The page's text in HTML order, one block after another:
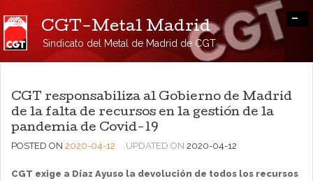
CGT-Metal Madrid
Sindicato del Metal de Madrid de CGT
-
CGT responsabiliza al Gobierno de Madrid
de la falta de recursos en la gestión de la
pandemia de Covid-19
POSTED ON 2020-04-12 UPDATED ON 2020-04-12
CGT exige a Díaz Ayuso la devolución de todos los recursos